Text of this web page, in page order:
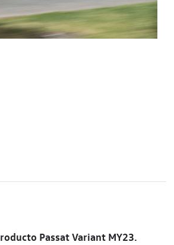
Passat Variant MY23.